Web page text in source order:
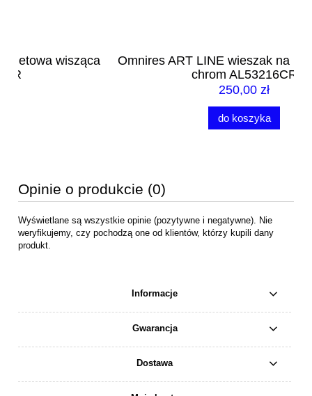
Omnires ART LINE wieszak na ręcznik 65 cm
chrom AL53216CR
Opinie o produkcie (0)
Wyświetlane są wszystkie opinie (pozytywne i negatywne). Nie
weryfikujemy, czy pochodzą one od klientów, którzy kupili dany
produkt.
Informacje
Gwarancja
Dostawa